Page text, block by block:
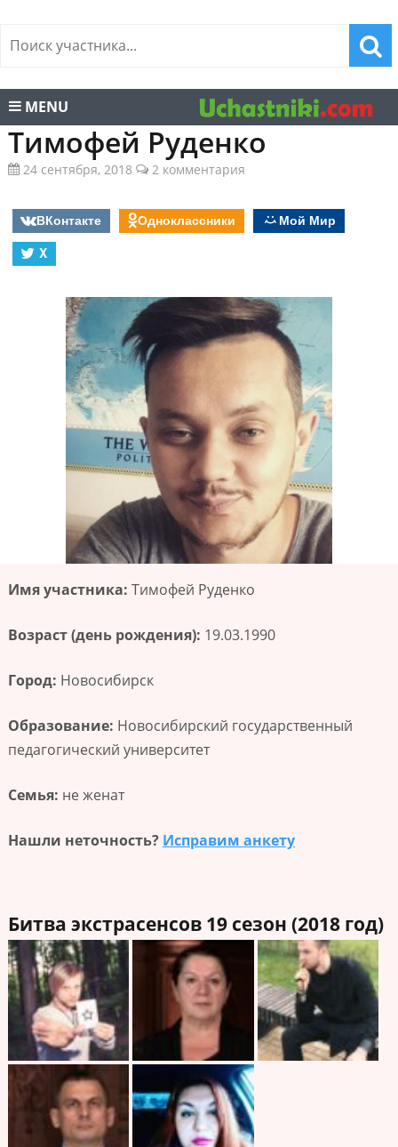
MENU
Тимофей Руденко
24 сентября, 2018 2 комментария
ВКонтакте Одноклассники
Мой Мир
X
Имя участника: Тимофей Руденко
Возраст (день рождения): 19.03.1990
Город: Новосибирск
Образование: Новосибирский государственный
педагогический университет
Семья: не женат
Нашли неточность? Исправим анкету
Битва экстрасенсов 19 сезон (2018 год)